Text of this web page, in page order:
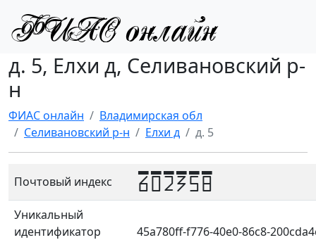
д. 5, Елхи д, Селивановский р-
н
ФИАС онлайн
Владимирская обл
Селивановский р-н
Елхи д д. 5
Почтовый индекс 602358
Уникальный
идентификатор
45a780ff-f776-40e0-86c8-